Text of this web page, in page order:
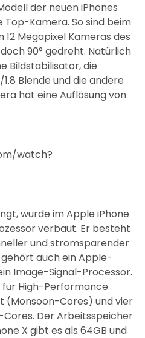
der neuen iPhones
Kamera. So sind beim
12 Megapixel Kameras des
90° gedreht. Natürlich
Bildstabilisator, die
Blende und die andere
hat eine Auflösung von
watch?
wurde im Apple iPhone
verbaut. Er besteht
und stromsparender
auch ein Apple-
Image-Signal-Processor.
für High-Performance
(Monsoon-Cores) und vier
Der Arbeitsspeicher
X gibt es als 64GB und